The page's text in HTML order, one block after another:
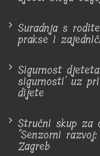
Suradnja s
prakse i
Sigurnost
sigurnosti' uz
dijete
Stručni skup za
"Senzorni
Zagreb